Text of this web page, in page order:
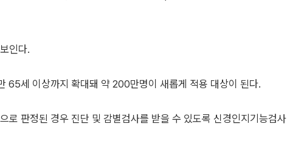
인다.
65세 이상까지 확대돼 약 200만명이 새롭게 적용 대상이 된다.
로 판정된 경우 진단 및 감별검사를 받을 수 있도록 신경인지기능검사